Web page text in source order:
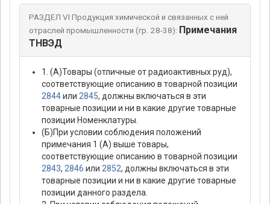
РАЗДЕЛ VI Продукция химической и связанных с ней
отраслей промышленности (гр. 28-38): Примечания
ТНВЭД
1. (А)Товары (отличные от радиоактивных руд),
соответствующие описанию в товарной позиции
2844или 2845, должны включаться в эти
товарные позиции и ни в какие другие товарные
позиции Номенклатуры.
(Б)При условии соблюдения положений
примечания 1 (А) выше товары,
соответствующие описанию в товарной позиции
2843, 2846 или 2852, должны включаться в эти
товарные позиции и ни в какие другие товарные
позиции данного раздела.